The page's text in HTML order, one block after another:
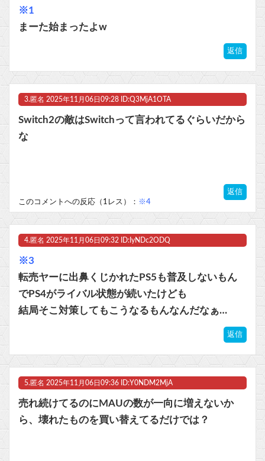
※1
まーた始まったよw
返信
3. 匿名 2025年11月06日09:28 ID:Q3MjA1OTA
Switch2の敵はSwitchって言われてるぐらいだから
な
返信
このコメントへの反応（1レス）： ※4
4. 匿名 2025年11月06日09:32 ID:IyNDc2ODQ
※3
転売ヤーに出鼻くじかれたPS5も普及しないもん
でPS4がライバル状態が続いたけども
結局そこ対策してもこうなるもんなんだなぁ…
返信
5. 匿名 2025年11月06日09:36 ID:Y0NDM2MjA
売れ続けてるのにMAUの数が一向に増えないか
ら、壊れたものを買い替えてるだけでは？